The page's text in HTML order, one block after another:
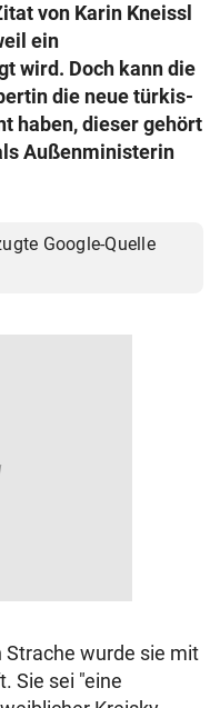
von Karin Kneissl
ein
wird. Doch kann die
die neue türkis-
haben, dieser gehört
Außenministerin
Google-Quelle
Strache wurde sie mit
Sie sei "eine